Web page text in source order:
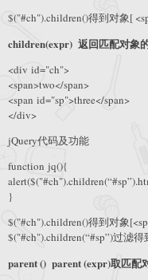
$("#ch").children()得到对象[
children(expr) 返回匹配对象
<div id="ch">
<span>two</span>
<span id="sp">three</span>
</div>
jQuery代码及功能
function jq(){
}
$("#ch").children()得到对象
$("#ch").children(“#sp”)过滤得
parent () parent (expr)取匹配